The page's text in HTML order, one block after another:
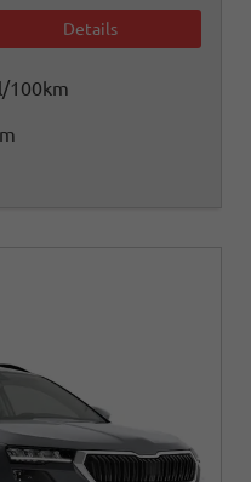
Details
100km